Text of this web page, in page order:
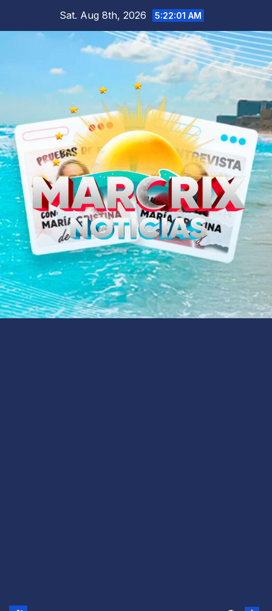
Sat. Aug 8th, 2026 5:22:03 AM